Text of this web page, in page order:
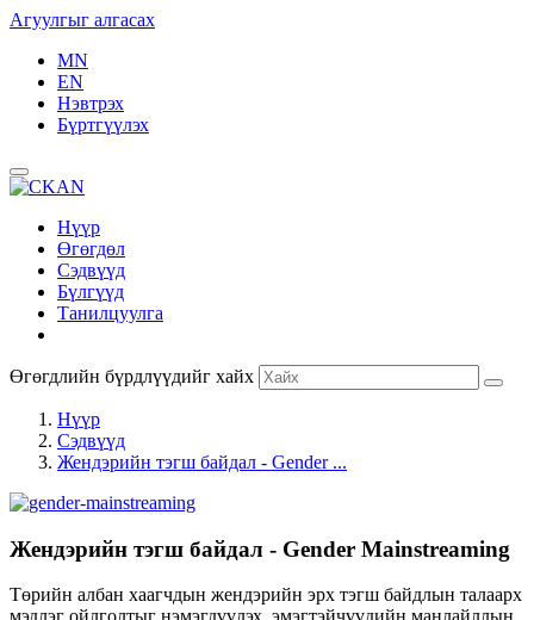
Агуулгыг алгасах
MN
EN
Нэвтрэх
Бүртгүүлэх
Нүүр
Өгөгдөл
Сэдвүүд
Бүлгүүд
Танилцуулга
Өгөгдлийн бүрдлүүдийг хайх
Нүүр
Сэдвүүд
Жендэрийн тэгш байдал - Gender ...
Жендэрийн тэгш байдал - Gender Mainstreaming
Төрийн албан хаагчдын жендэрийн эрх тэгш байдлын талаарх